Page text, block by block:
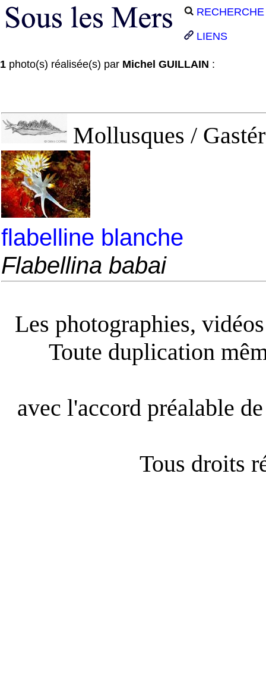
RECHERCHE
LIENS
1 photo(s) réalisée(s) par Michel GUILLAIN :
Mollusques /
flabelline blanche
Flabellina babai
Les photographies,
Toute duplication
avec l'accord préalable
Tous droits